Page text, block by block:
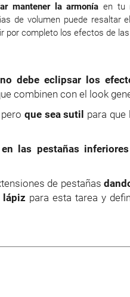
mantener la armonía en tu
de volumen puede resaltar
por completo los efectos de
debe eclipsar los
combinen con el look
que sea sutil
para que
las pestañas inferiores
de pestañas
lápiz para esta tarea y